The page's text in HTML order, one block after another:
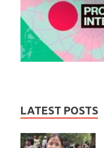
LATEST POSTS